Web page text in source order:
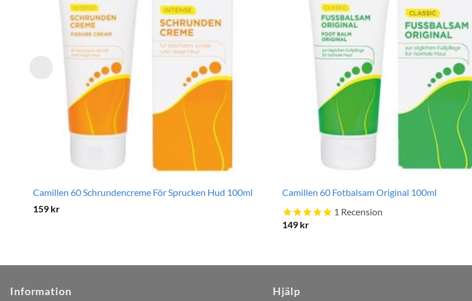
Camillen 60 Schrundencreme För Sprucken Hud 100ml
159 kr
Camillen 60 Fotbalsam Original 100ml
1 Recension
149 kr
Information Hjälp